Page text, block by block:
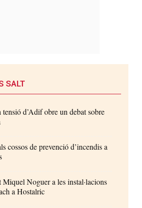
SALT
d’Adif obre un debat sobre
cossos de prevenció d’incendis a
Noguer a les instal·lacions
a Hostalric